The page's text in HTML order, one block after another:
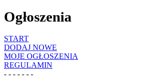
Ogłoszenia
START
DODAJ NOWE
MOJE OGŁOSZENIA
REGULAMIN
- - - - - - -